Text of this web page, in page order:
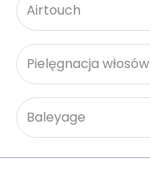
Airtouch
Pielęgnacja włosów
Baleyage